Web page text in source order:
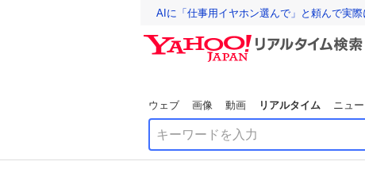
AIに「仕事用イヤホン選んで」と頼んで実際
ウェブ 画像 動画 リアルタイム ニュ